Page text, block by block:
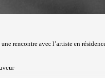
rencontre avec l’artiste en